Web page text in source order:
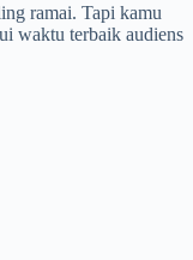
ramai. Tapi kamu
waktu terbaik audiens